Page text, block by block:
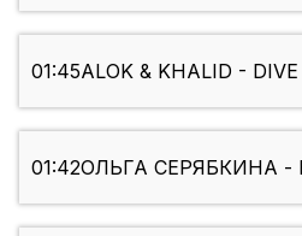
01:45ALOK & KHALID -
01:42ОЛЬГА СЕРЯБКИНА